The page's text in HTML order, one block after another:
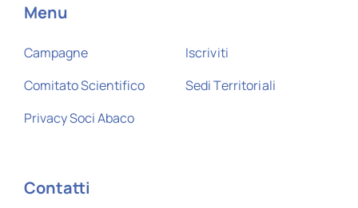
Menu
Campagne
Comitato Scientifico
Privacy Soci Abaco
Iscriviti
Sedi Territoriali
Contatti